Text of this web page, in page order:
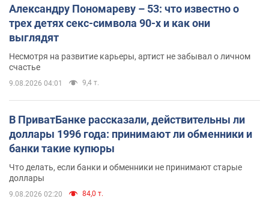
Александру Пономареву – 53: что известно о
трех детях секс-символа 90-х и как они
выглядят
Несмотря на развитие карьеры, артист не забывал о личном
счастье
9.08.2026 04:01 9,4 т.
В ПриватБанке рассказали, действительны ли
доллары 1996 года: принимают ли обменники и
банки такие купюры
Что делать, если банки и обменники не принимают старые
доллары
9.08.2026 02:20 84,0 т.